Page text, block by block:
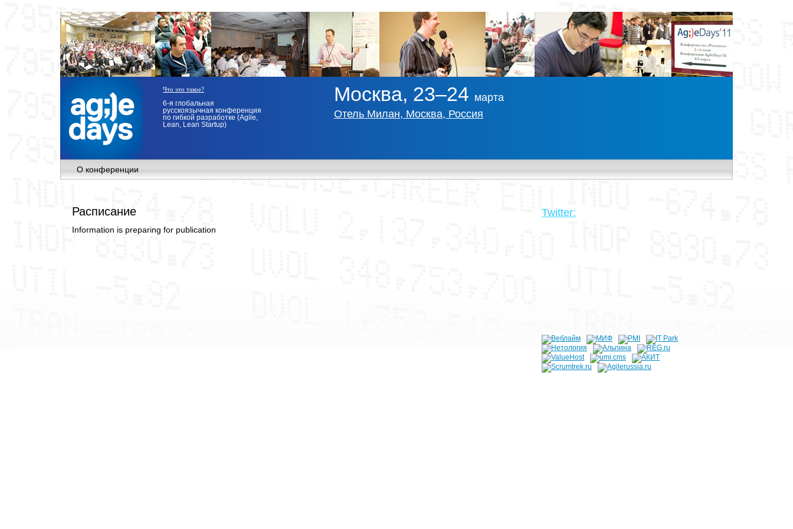
Что это такое?
6-я глобальная
русскоязычная конференция
по гибкой разработке (Agile,
Lean, Lean Startup)
Москва, 23–24 марта
Отель Милан, Москва, Россия
О конференции
Расписание
Information is preparing for publication
Twitter: